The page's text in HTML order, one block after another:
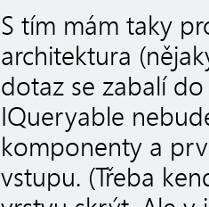
S tím mám taky
architektura
dotaz se zabalí
IQueryable
komponenty a
vstupu. (Třeba